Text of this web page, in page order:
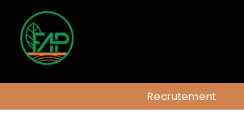
Recrutement